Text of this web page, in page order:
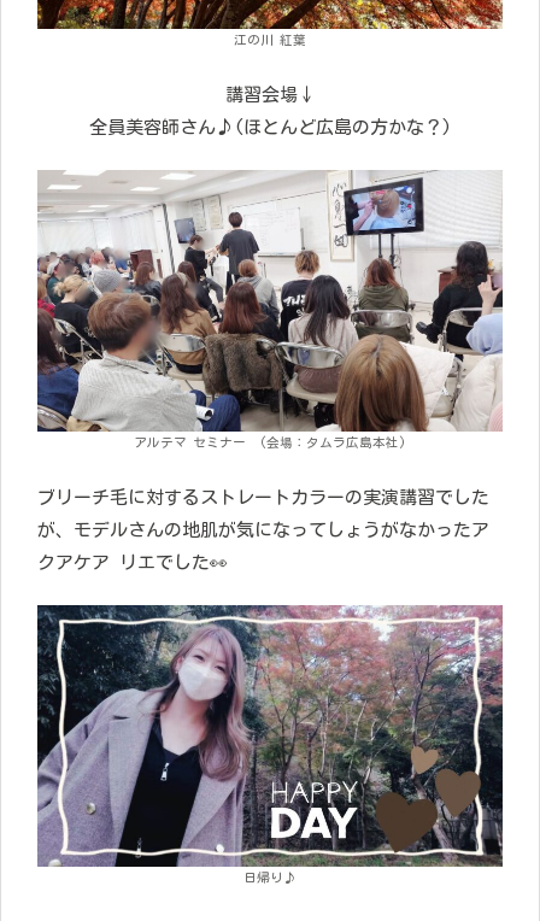
江の川 紅葉
講習会場↓
全員美容師さん♪(ほとんど広島の方かな？)
アルテマ セミナー (会場：タムラ広島本社)
ブリーチ毛に対するストレートカラーの実演講習でした
が、モデルさんの地肌が気になってしょうがなかったア
クアケア リエでした👀
日帰り♪